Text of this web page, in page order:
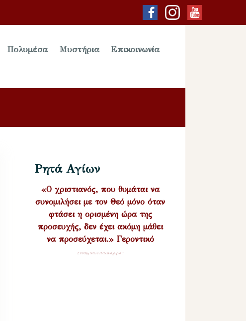
Πολυμέσα Μυστήρια Επικοινωνία
Ρητά Αγίων
«Ο χριστιανός, που θυμάται να
συνομιλήσει με τον Θεό μόνο όταν
φτάσει η ορισμένη ώρα της
προσευχής, δεν έχει ακόμη μάθει
να προσεύχεται.» Γεροντικό
Σύναξη Νέων Παλαιοχωρίου